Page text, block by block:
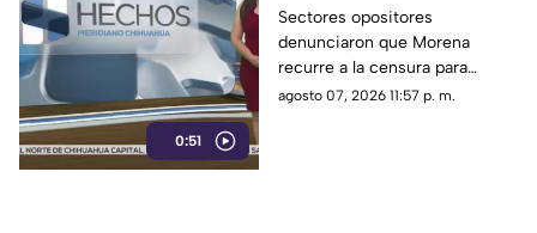
0:51
censura para ocultar
seńalamientos de
narcopolítica
Sectores opositores
denunciaron que Morena
recurre a la censura para
imponer su versión oficial y
agosto 07, 2026 11:57 p. m.